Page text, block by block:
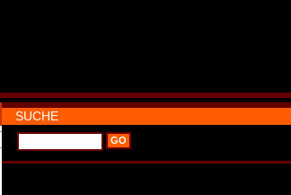
SUCHE